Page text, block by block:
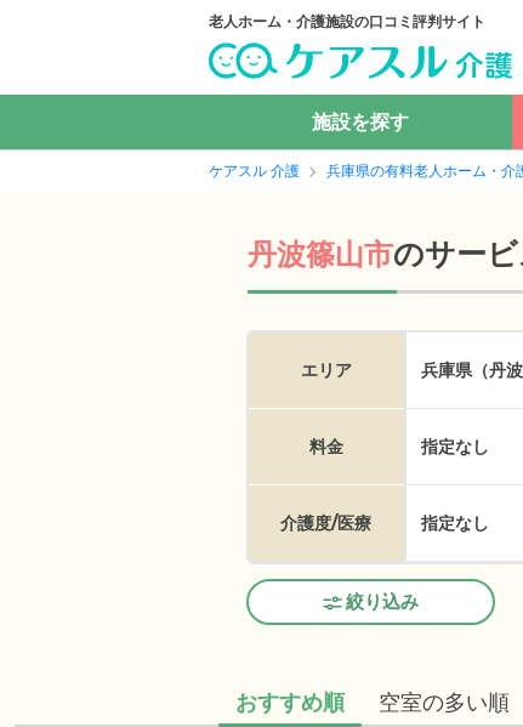
老人ホーム・介護施設の口コミ評判サイト
施設を探す
ケアスル 介護 兵庫県の有料老人ホーム・介
丹波篠山市のサー
エリア 兵庫県（丹波
料金 指定なし
介護度/医療 指定なし
絞り込み
おすすめ順 空室の多い順